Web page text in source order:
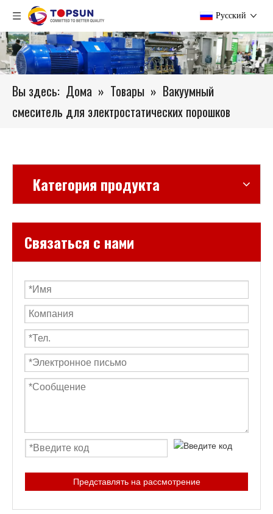
Pусский
Вы здесь: Дома » Товары » Вакуумный
смеситель для электростатических порошков
Категория продукта
Связаться с нами
Представлять на рассмотрение